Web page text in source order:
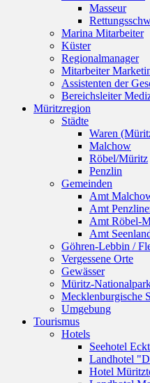
Masseur
Marina Mitarbeiter
Küster
Regionalmanager
Mitarbeiter
Assistenten der
Bereichsleiter
Müritzregion
Städte
Waren
Malchow
Röbel/Müritz
Penzlin
Gemeinden
Amt
Amt
Amt Röbel-
Amt
Göhren-Lebbin /
Vergessene Orte
Gewässer
Müritz-
Mecklenburgische
Umgebung
Tourismus
Hotels
Seehotel
Landhotel
Hotel